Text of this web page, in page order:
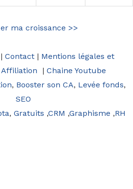
ma croissance >>
Contact| Mentions légales et
Affiliation | Chaine Youtube
, Booster son CA, Levée fonds,
SEO
, Gratuits ,CRM ,Graphisme ,RH